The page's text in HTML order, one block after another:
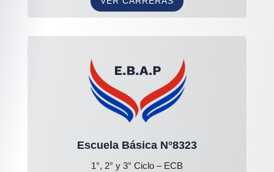
Escuela Básica N°8323
1°, 2° y 3° Ciclo – ECB